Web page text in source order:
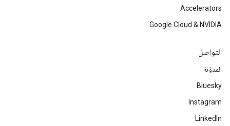
Accelerators
Google Cloud & NVIDIA
التواصل
المدوّنة
Bluesky
Instagram
LinkedIn